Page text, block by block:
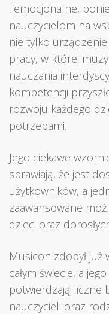
i emocjonalne,
nauczycielom na
nie tylko
pracy, w której
nauczania
kompetencji
rozwoju każdego
potrzebami.
Jego ciekawe
sprawiają, że jest
użytkowników, a
zaawansowane
dzieci oraz
Musicon zdobył
całym świecie, a
potwierdzają liczne
nauczycieli oraz